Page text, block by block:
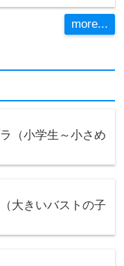
more...
（小学生～小さめ
大きいバストの子